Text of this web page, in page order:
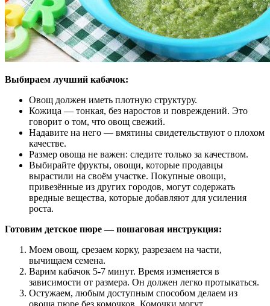
Выбираем лучший кабачок:
Овощ должен иметь плотную структуру.
Кожица — тонкая, без наростов и повреждений. Это
говорит о том, что овощ свежий.
Надавите на него — вмятины свидетельствуют о плохом
качестве.
Размер овоща не важен: следите только за качеством.
Выбирайте фрукты, овощи, которые продавцы
вырастили на своём участке. Покупные овощи,
привезённые из других городов, могут содержать
вредные вещества, которые добавляют для усиления
роста.
Готовим детское пюре — пошаговая инструкция:
Моем овощ, срезаем корку, разрезаем на части,
вычищаем семена.
Варим кабачок 5-7 минут. Время изменяется в
зависимости от размера. Он должен легко протыкаться.
Остужаем, любым доступным способом делаем из